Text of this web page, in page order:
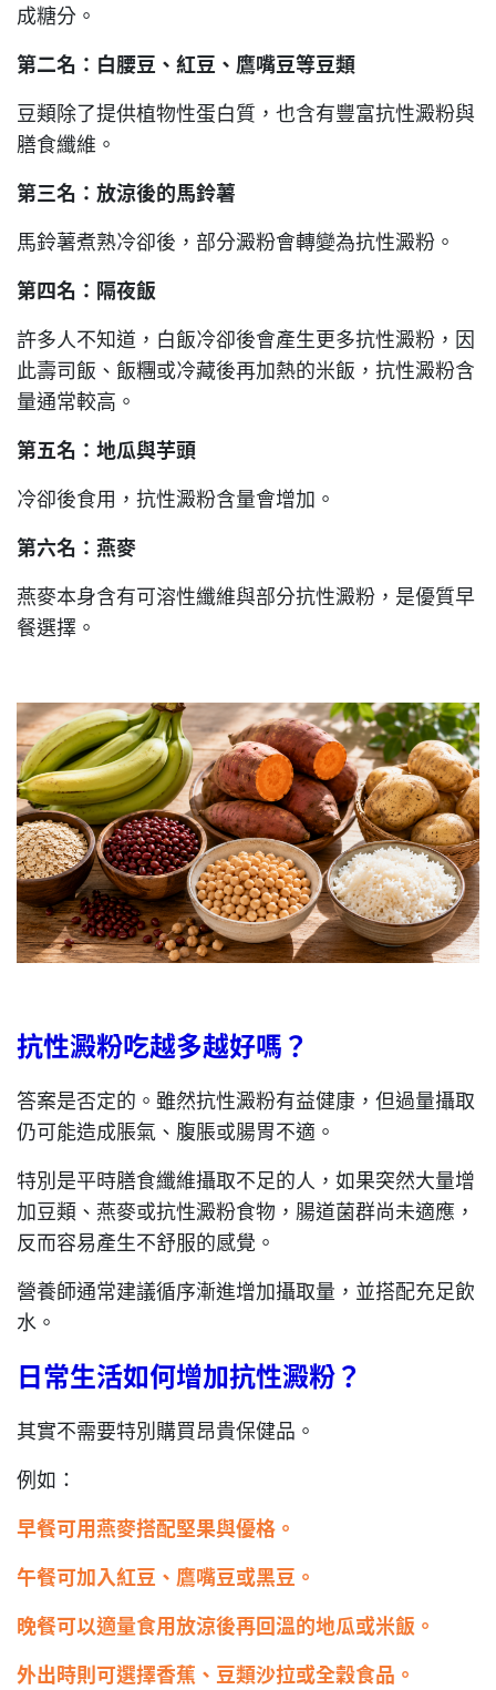
成糖分。
第二名：白腰豆、紅豆、鷹嘴豆等豆類
豆類除了提供植物性蛋白質，也含有豐富抗性澱粉與
膳食纖維。
第三名：放涼後的馬鈴薯
馬鈴薯煮熟冷卻後，部分澱粉會轉變為抗性澱粉。
第四名：隔夜飯
許多人不知道，白飯冷卻後會產生更多抗性澱粉，因
此壽司飯、飯糰或冷藏後再加熱的米飯，抗性澱粉含
量通常較高。
第五名：地瓜與芋頭
冷卻後食用，抗性澱粉含量會增加。
第六名：燕麥
燕麥本身含有可溶性纖維與部分抗性澱粉，是優質早
餐選擇。
抗性澱粉吃越多越好嗎？
答案是否定的。雖然抗性澱粉有益健康，但過量攝取
仍可能造成脹氣、腹脹或腸胃不適。
特別是平時膳食纖維攝取不足的人，如果突然大量增
加豆類、燕麥或抗性澱粉食物，腸道菌群尚未適應，
反而容易產生不舒服的感覺。
營養師通常建議循序漸進增加攝取量，並搭配充足飲
水。
日常生活如何增加抗性澱粉？
其實不需要特別購買昂貴保健品。
例如：
早餐可用燕麥搭配堅果與優格。
午餐可加入紅豆、鷹嘴豆或黑豆。
晚餐可以適量食用放涼後再回溫的地瓜或米飯。
外出時則可選擇香蕉、豆類沙拉或全穀食品。